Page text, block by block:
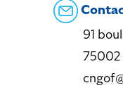
91
75002